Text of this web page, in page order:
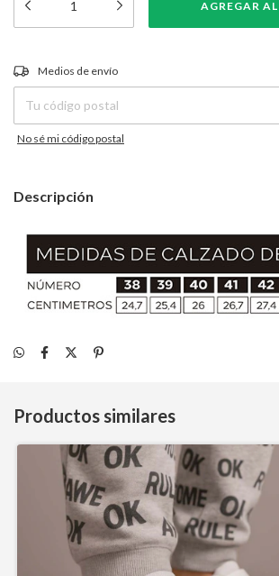
Entregas para el CP:
Medios de envío
No sé mi código postal
Descripción
Productos similares